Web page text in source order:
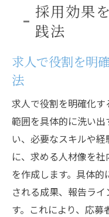
採用効果
践法
求人で役割を明
法
求人で役割を明確化
範囲を具体的に洗い
い、必要なスキルや
に、求める人材像を
を作成します。具体
される成果、報告ラ
す。これにより、応